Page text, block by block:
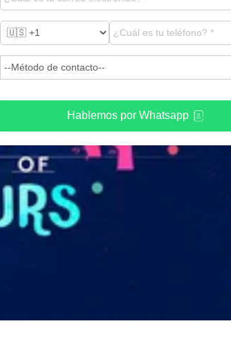
Hablemos por Whatsapp